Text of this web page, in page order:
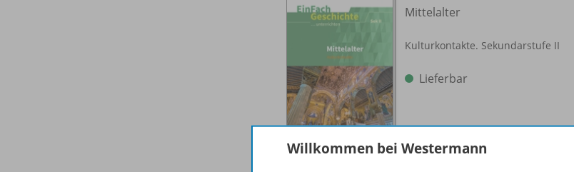
Mittelalter
Kulturkontakte. Sekundarstufe II
Lieferbar
Willkommen bei Westermann